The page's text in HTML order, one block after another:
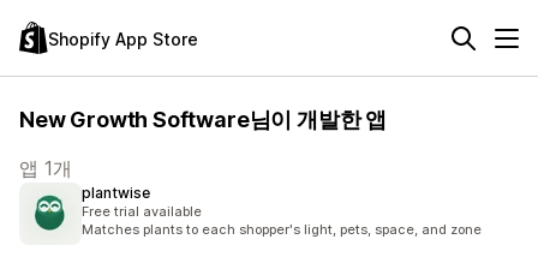
Shopify App Store
New Growth Software님이 개발한 앱
앱 1개
plantwise
Free trial available
Matches plants to each shopper's light, pets, space, and zone